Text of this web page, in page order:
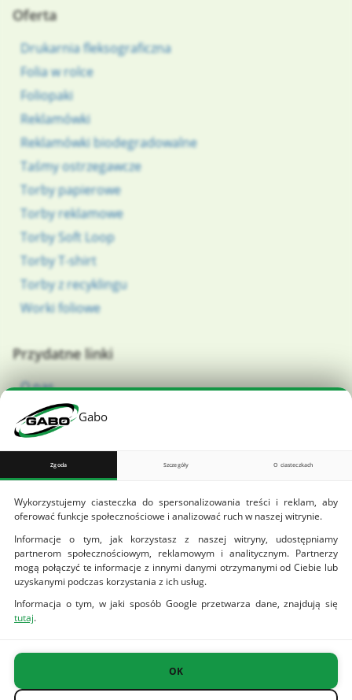
Oferta
Drukarnia fleksograficzna
Folia w rolce
Foliopaki
Reklamówki
Reklamówki biodegradowalne
Taśmy ostrzegawcze
Torby papierowe
Torby reklamowe
Torby Soft Loop
Torby T-shirt
Torby z recyklingu
Worki foliowe
Przydatne linki
O nas
BioGabo – producent opakowań ekologicznych
Zamów darmową próbkę
Blog
Pliki do pobrania
Wzór zamówienia
Ogólne warunki dostaw towarów
Projekt unijny
Gabo
Wykorzystujemy ciasteczka do spersonalizowania treści i reklam, aby
oferować funkcje społecznościowe i analizować ruch w naszej witrynie.
Informacje o tym, jak korzystasz z naszej witryny, udostępniamy
partnerom społecznościowym, reklamowym i analitycznym. Partnerzy
mogą połączyć te informacje z innymi danymi otrzymanymi od Ciebie lub
uzyskanymi podczas korzystania z ich usług.
Informacja o tym, w jaki sposób Google przetwarza dane, znajdują się
tutaj.
Funkcjonalność
pliki
Zgoda Szczegóły O ciasteczkach
OK